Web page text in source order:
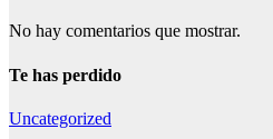
No hay comentarios que mostrar.
Te has perdido
Uncategorized